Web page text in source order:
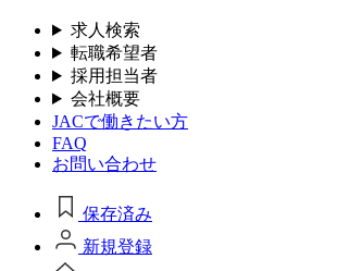
求人検索
転職希望者
採用担当者
会社概要
JACで働きたい方
FAQ
お問い合わせ
保存済み
新規登録